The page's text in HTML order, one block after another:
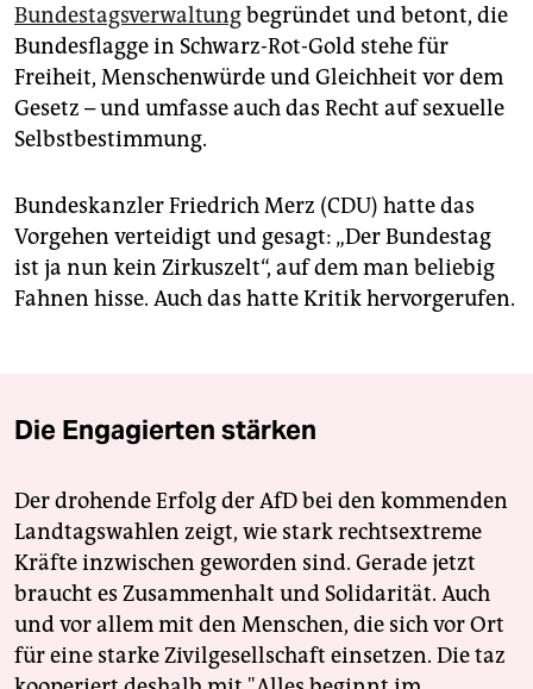
Bundestagsverwaltungbegründet und betont, die
Bundesflagge in Schwarz-Rot-Gold stehe für
Freiheit, Menschenwürde und Gleichheit vor dem
Gesetz – und umfasse auch das Recht auf sexuelle
Selbstbestimmung.
Bundeskanzler Friedrich Merz (CDU) hatte das
Vorgehen verteidigt und gesagt: „Der Bundestag
ist ja nun kein Zirkuszelt“, auf dem man beliebig
Fahnen hisse. Auch das hatte Kritik hervorgerufen.
Die Engagierten stärken
Der drohende Erfolg der AfD bei den kommenden
Landtagswahlen zeigt, wie stark rechtsextreme
Kräfte inzwischen geworden sind. Gerade jetzt
braucht es Zusammenhalt und Solidarität. Auch
und vor allem mit den Menschen, die sich vor Ort
für eine starke Zivilgesellschaft einsetzen. Die taz